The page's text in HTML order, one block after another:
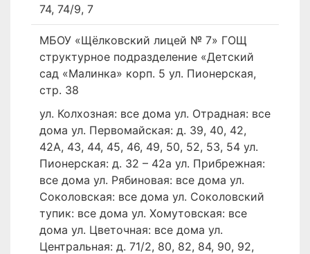
74, 74/9, 7
МБОУ «Щёлковский лицей № 7» ГОЩ
структурное подразделение «Детский
сад «Малинка» корп. 5 ул. Пионерская,
стр. 38
ул. Колхозная: все дома ул. Отрадная: все
дома ул. Первомайская: д. 39, 40, 42,
42А, 43, 44, 45, 46, 49, 50, 52, 53, 54 ул.
Пионерская: д. 32 – 42а ул. Прибрежная:
все дома ул. Рябиновая: все дома ул.
Соколовская: все дома ул. Соколовский
тупик: все дома ул. Хомутовская: все
дома ул. Цветочная: все дома ул.
Центральная: д. 71/2, 80, 82, 84, 90, 92,